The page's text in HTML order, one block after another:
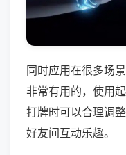
同时应用在很多场
非常有用的，使用
打牌时可以合理调
好友间互动乐趣。